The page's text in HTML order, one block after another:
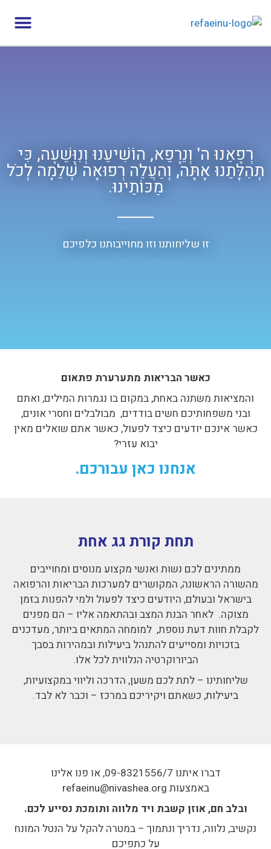
רְפָאֵנוּ ה' וְנֵרָפֵא, הוֹשִׁיעֵנוּ וְנִוָּשֵׁעָה, כִּי
תְהִלָּתֵנוּ אָתָּה, וְהַעֲלֵה רְפוּאָה שְׁלֵמָה לְכֹל
מַכּוֹתֵינוּ.
זו שליחותנו וזו מחוייבותנו כלפיכם
כאשר הבריאות מתערערת פתאום
והמציאות משתנה באחת, במקום בו נגמרות המילים, ואתם
ובני משפחותיכם חשים בודדים, מבולבלים וחסרי אונים,
כאשר אינכם יודעים כיצד לפעול, כאשר אתם שואלים מאין
יבוא עזרי?
אנחנו כאן עבורכם.
תחת קורת גג אחת
ממתינים לכם נשות ואנשי מקצוע מנוסים ומחוייבים
מהשורה הראשונה, המקושרים למערכות הבריאות והרפואה
בישראל ובעולם, היודעים כיצד לפעול ולמי להפנות בזמן
מצוקה. לאחר הבנת המצב ובהתאמה אליו – הם מפנים
לקבלת חוות דעת נוספת, למומחה המתאים ביותר, מעדכנים
בזכויות ומסייעים להתנהל ביעילות ובמהירות בסבך
הביורוקרטיה הנלווית לכל אלו.
שליחותינו – לתת לכם משען, הדרכה וליווי במקצועיות,
ביעילות, כשאתם ויקיריכם במרכז – וכבר לא לבד.
דברו איתנו 09-8321556/7, או פנו אלינו
באמצעות refaeinu@nivashea.org
ובלב חם, אוזן קשבת ויד מלווה ותומכת נסייע לכם.
נקשיב, נלווה, נדריך ונתמוך – במטרה להקל על הנטל המונח
על כתפיכם